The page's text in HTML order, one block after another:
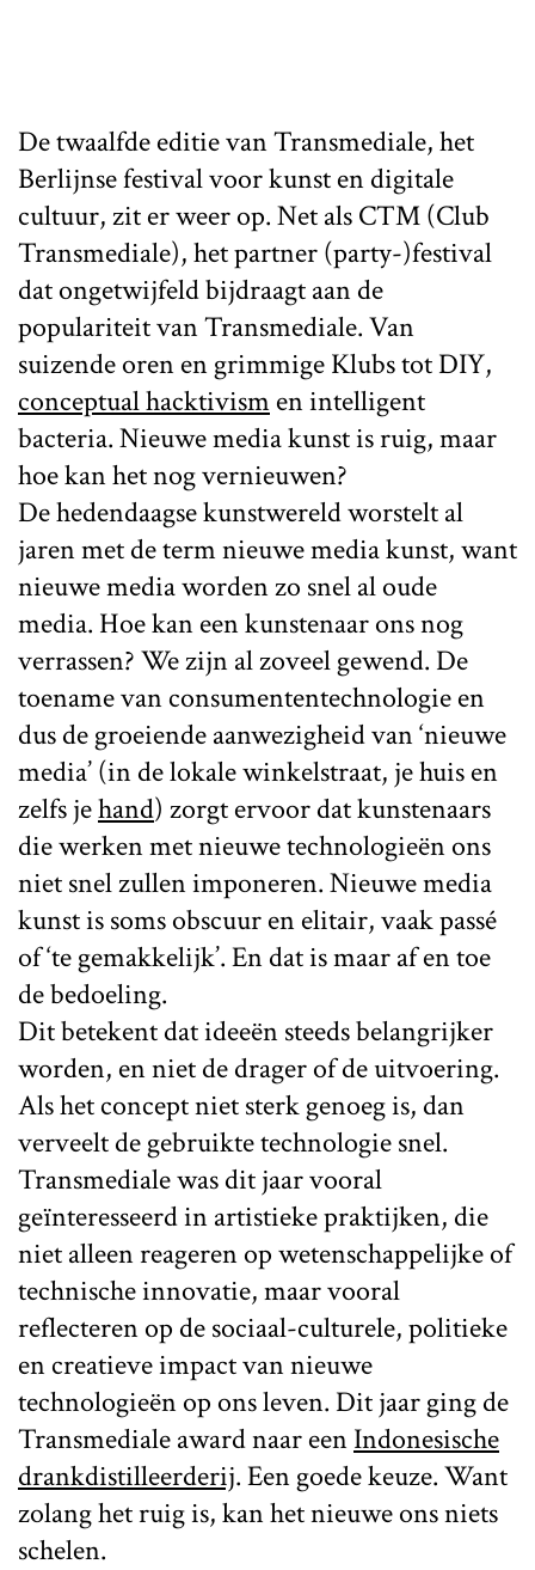
De twaalfde editie van Transmediale, het
Berlijnse festival voor kunst en digitale
cultuur, zit er weer op. Net als CTM (Club
Transmediale), het partner (party-)festival
dat ongetwijfeld bijdraagt aan de
populariteit van Transmediale. Van
suizende oren en grimmige Klubs tot DIY,
conceptual hacktivismen intelligent
bacteria. Nieuwe media kunst is ruig, maar
hoe kan het nog vernieuwen?
De hedendaagse kunstwereld worstelt al
jaren met de term nieuwe media kunst, want
nieuwe media worden zo snel al oude
media. Hoe kan een kunstenaar ons nog
verrassen? We zijn al zoveel gewend. De
toename van consumententechnologie en
dus de groeiende aanwezigheid van ‘nieuwe
media’ (in de lokale winkelstraat, je huis en
zelfs jehand) zorgt ervoor dat kunstenaars
die werken met nieuwe technologieën ons
niet snel zullen imponeren. Nieuwe media
kunst is soms obscuur en elitair, vaak passé
of ‘te gemakkelijk’. En dat is maar af en toe
de bedoeling.
Dit betekent dat ideeën steeds belangrijker
worden, en niet de drager of de uitvoering.
Als het concept niet sterk genoeg is, dan
verveelt de gebruikte technologie snel.
Transmediale was dit jaar vooral
geïnteresseerd in artistieke praktijken, die
niet alleen reageren op wetenschappelijke of
technische innovatie, maar vooral
reflecteren op de sociaal-culturele, politieke
en creatieve impact van nieuwe
technologieën op ons leven. Dit jaar ging de
Transmediale award naar eenIndonesische
drankdistilleerderij. Een goede keuze. Want
zolang het ruig is, kan het nieuwe ons niets
schelen.